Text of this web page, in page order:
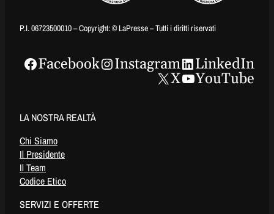
P.I. 06723500010 – Copyright: © LaPresse – Tutti i diritti riservati
Facebook Instagram
LinkedIn
X
YouTube
LA NOSTRA REALTÀ
Chi Siamo
Il Presidente
Il Team
Codice Etico
SERVIZI E OFFERTE